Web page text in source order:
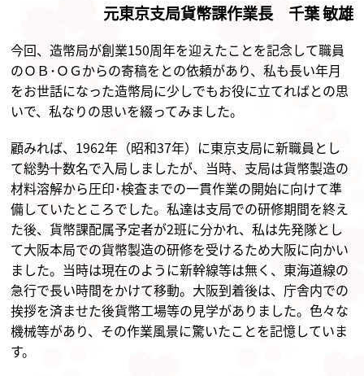
元東京支局貨幣課作業長 千葉 敏雄
今回、造幣局が創業150周年を迎えたことを記念して職員
のＯＢ･ＯＧからの寄稿をとの依頼があり、私も長い年月
をお世話になった造幣局に少しでもお役に立てればとの思
いで、私なりの思いを綴ってみました。
顧みれば、1962年（昭和37年）に東京支局に新職員とし
て総勢十数名で入局しましたが、当時、支局は貨幣製造の
材料溶解から圧印･検査までの一貫作業の開始に向けて準
備していたところでした。私達は支局での研修期間を終え
た後、貨幣課配属予定者が2班に分かれ、私は先発隊とし
て大阪本局での貨幣製造の研修を受けるため大阪に向かい
ました。当時は現在のように新幹線等は無く、東海道線の
急行で長い時間をかけて移動。大阪到着後は、庁舎内での
挨拶を済ませた後貨幣工場等の見学がありました。色々な
機械等があり、その作業風景に驚いたことを記憶していま
す。